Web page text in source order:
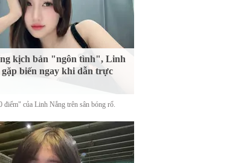
kịch bản "ngôn tình", Linh
gặp biến ngay khi dẫn trực
điểm" của Linh Nắng trên sân bóng rổ.